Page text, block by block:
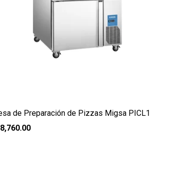
de Preparación de Pizzas Migsa PICL1